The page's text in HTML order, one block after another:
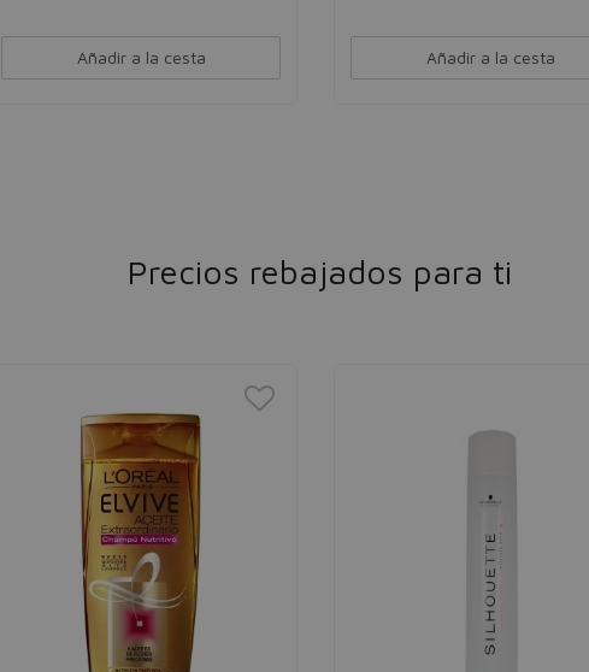
Añadir a la cesta Añadir a la cesta
Precios rebajados para ti